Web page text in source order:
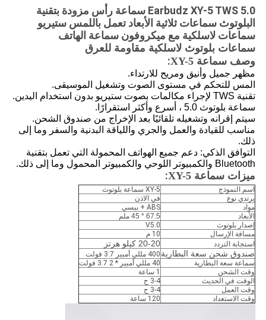
Earbudz XY-5 TWS 5.0 سماعة رأس مزودة بتقنية
البلوتوث سماعات ثلاثية الأبعاد تعمل باللمس ستيريو
سماعات لاسلكية مع ميكروفون سماعة الهاتف
سماعات بلوتوث لاسلكية مقاومة للعرق
وصف سماعة XY-5
:
مظهر جميل وأنيق ومريح للارتداء.
المس للتحكم في مستوى الصوت وتشغيل الموسيقى.
تقنية TWS لإجراء مكالمات بصوت ستيريو بدون استخدام اليدين.
سماعة بلوتوث 5.0 ، أسرع وأكثر استقرارًا.
سيتم إقرانه وتشغيله تلقائيًا بعد الإخراج من صندوق الشحن.
مناسب للقيادة والعمل والجري واللياقة البدنية والسفر وما إلى
ذلك.
التوافق الذكي: دعم جميع الهواتف المحمولة التي تعمل بتقنية
Bluetooth والكمبيوتر اللوحي والكمبيوتر المحمول وما إلى ذلك.
ميزات سماعة XY-5 :
اسم النموذج
XY-5 سماعة بلوتوث
يرتدي نوع
في الاذن
مواد
ABS + بيسي
الأبعاد
67.5 * 45 ملم
إصدار بلوتوث
V5.0
مسافة الإرسال
10 م
استجابة التردد
20-20 كيلو هرتز
صندوق شحن سعة البطارية 400 مللي أمبير 3.7 فولت
سماعة سعة البطارية
40 مللي أمبير * 2 3.7 فولت
وقت الشحن
1 ساعة
الوقت في الحديث
3-4 ح
وقت العمل
3-4 ح
وقت الاستعداد
120 ساعة